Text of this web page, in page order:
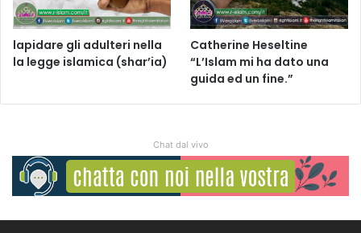
lapidare gli adulteri nella
la legge islamica (shar’ia)
Catherine Heseltine
“L’Islam mi ha dato una
guida ed un fine.”
Chat dal vivo